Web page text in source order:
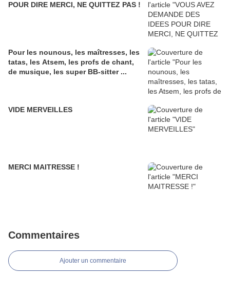
POUR DIRE MERCI, NE QUITTEZ PAS !
Pour les nounous, les maîtresses, les
tatas, les Atsem, les profs de chant,
de musique, les super BB-sitter ...
VIDE MERVEILLES
MERCI MAITRESSE !
Commentaires
Ajouter un commentaire